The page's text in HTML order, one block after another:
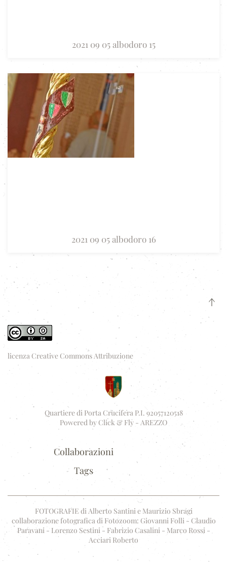
2021 09 05 albodoro 15
2021 09 05 albodoro 16
licenza Creative Commons Attribuzione
Quartiere di Porta Crucifera P.I. 92057120518
Powered byClick & Fly - AREZZO
Collaborazioni
Tags
FOTOGRAFIE di Alberto Santini e Maurizio Sbragi
collaborazione fotografica di Fotozoom: Giovanni Folli - Claudio
Paravani - Lorenzo Sestini - Fabrizio Casalini - Marco Rossi -
Acciari Roberto